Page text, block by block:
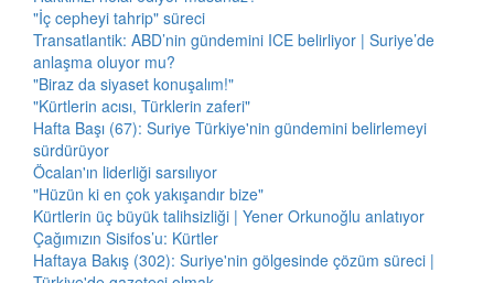
"İç cepheyi tahrip" süreci
Transatlantik: ABD’nin gündemini ICE belirliyor | Suriye’de
anlaşma oluyor mu?
"Biraz da siyaset konuşalım!"
"Kürtlerin acısı, Türklerin zaferi"
Hafta Başı (67): Suriye Türkiye'nin gündemini belirlemeyi
sürdürüyor
Öcalan'ın liderliği sarsılıyor
"Hüzün ki en çok yakışandır bize"
Kürtlerin üç büyük talihsizliği | Yener Orkunoğlu anlatıyor
Çağımızın Sisifos’u: Kürtler
Haftaya Bakış (302): Suriye'nin gölgesinde çözüm süreci |